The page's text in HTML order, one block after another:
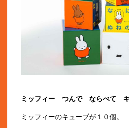
ミッフィー つんで ならべて キ
ミッフィーのキューブが１０個。